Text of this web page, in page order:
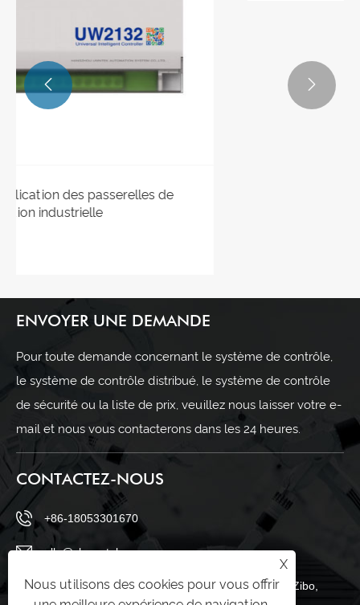
Comment pouvez-vous garantir que
votre système de contrôle de sécurité
 
ENVOYER UNE DEMANDE
Pour toute demande concernant le système de contrôle,
le système de contrôle distribué, le système de contrôle
de sécurité ou la liste de prix, veuillez nous laisser votre e-
mail et nous vous contacterons dans les 24 heures.
CONTACTEZ-NOUS
+86-18053301670
ella@chuwntek.com
69, route Sanying, district de Zahngdian, ville de Zibo,
X
Nous utilisons des cookies pour vous offrir